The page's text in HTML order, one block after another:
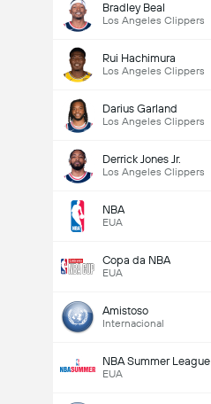
Bradley Beal
Los Angeles Clippers
Rui Hachimura
Los Angeles Clippers
Darius Garland
Los Angeles Clippers
Derrick Jones Jr.
Los Angeles Clippers
NBA
EUA
Copa da NBA
EUA
Amistoso
Internacional
NBA Summer League
EUA